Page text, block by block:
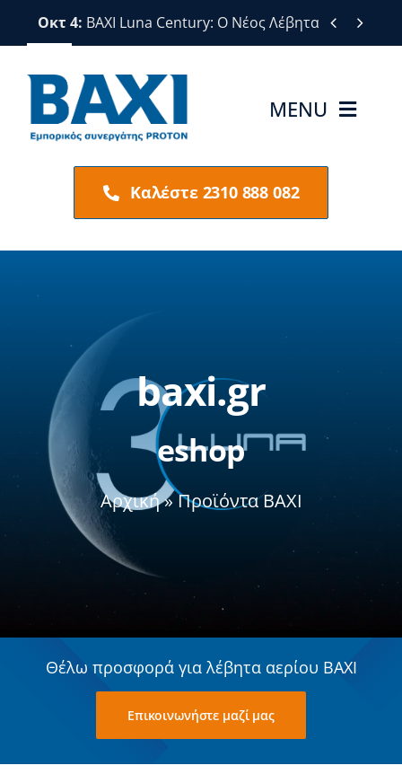
Μετάβαση
Οκτ 4: BAXI Luna Century: Ο Νέος Λέβητας Αερίου
 
MENU
Επικοινωνία
Σχετικά με εμάς
Καλέστε 2310 888 082
baxi.gr
eshop
Αρχική»Προϊόντα BAXI
Θέλω προσφορά για λέβητα αερίου BAXI
Επικοινωνήστε μαζί μας